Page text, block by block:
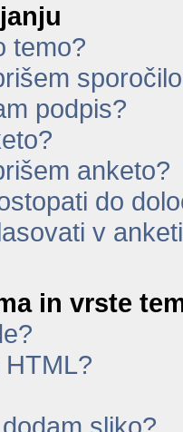
temo?
podpis?
anketo?
do
v
in vrste